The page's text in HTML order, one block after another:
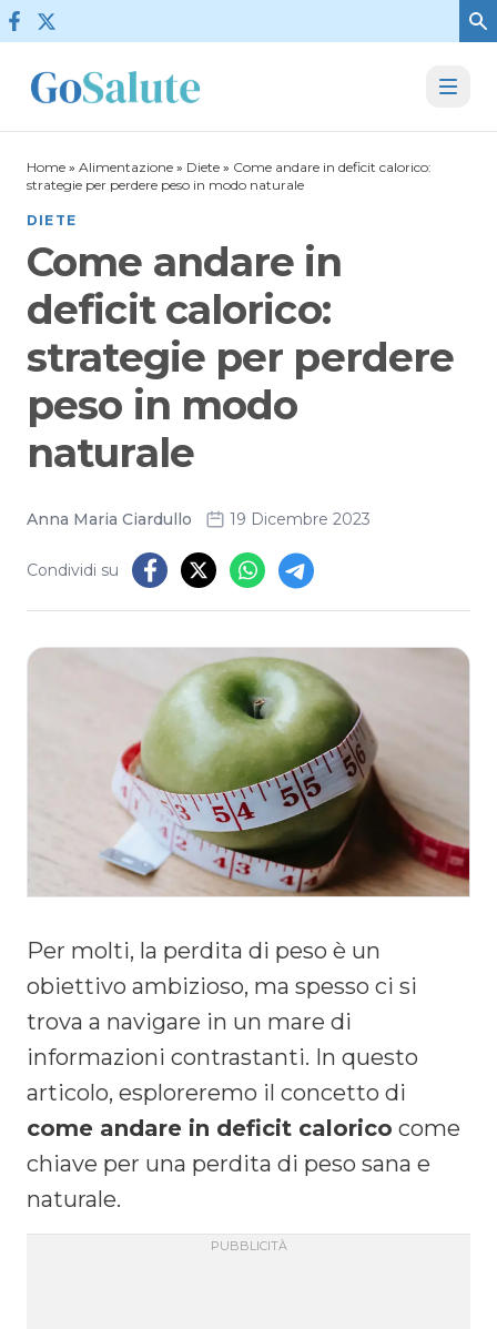
Vai al contenuto
Home » Alimentazione » Diete » Come andare in deficit calorico:
strategie per perdere peso in modo naturale
DIETE
Come andare in
deficit calorico:
strategie per perdere
peso in modo
naturale
Anna Maria Ciardullo 19 Dicembre 2023
Condividi su
Per molti, la perdita di peso è un
obiettivo ambizioso, ma spesso ci si
trova a navigare in un mare di
informazioni contrastanti. In questo
articolo, esploreremo il concetto di
come andare in deficit calorico come
chiave per una perdita di peso sana e
naturale.